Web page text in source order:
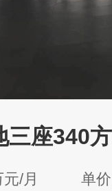
三座340
/月 单